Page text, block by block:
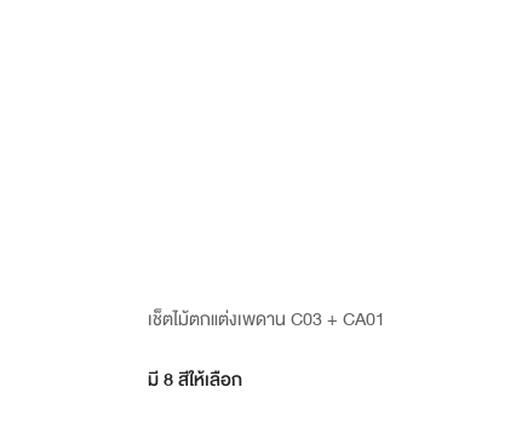
เช็ตไม้ตกแต่งเพดาน C03 + CA01
มี 8 สีให้เลือก